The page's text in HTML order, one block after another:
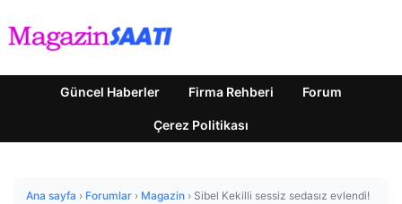
Güncel Haberler Firma Rehberi Forum
Çerez Politikası
Ana sayfa › Forumlar › Magazin › Sibel Kekilli sessiz sedasız evlendi!